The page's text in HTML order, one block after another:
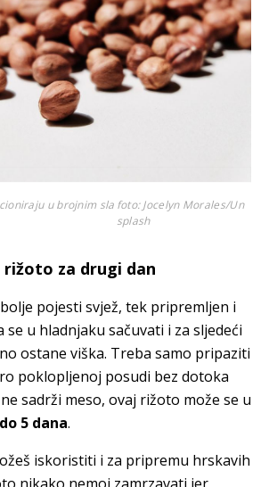
u brojnim sla foto: Jocelyn Morales/Un
splash
rižoto za drugi dan
pojesti svjež, tek pripremljen i
se u hladnjaku sačuvati i za sljedeći
ostane viška. Treba samo pripaziti
poklopljenoj posudi bez dotoka
sadrži meso, ovaj rižoto može se u
do 5 dana.
iskoristiti i za pripremu hrskavih